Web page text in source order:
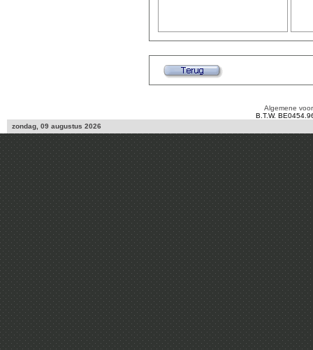
Algemene
B.T.W.
zondag, 09 augustus 2026